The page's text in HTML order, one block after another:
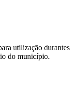
utilização durantes
do município.